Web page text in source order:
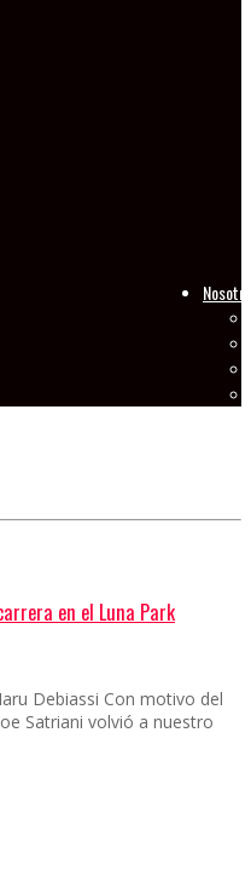
en el Luna Park
Debiassi Con motivo del
Satriani volvió a nuestro